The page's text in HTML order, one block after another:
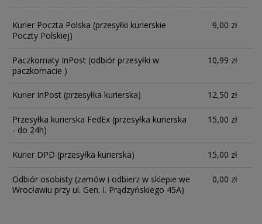
Kurier Poczta Polska (przesyłki kurierskie
Poczty Polskiej)
9,00 zł
Paczkomaty InPost (odbiór przesyłki w
paczkomacie )
10,99 zł
Kurier InPost (przesyłka kurierska) 12,50 zł
Przesyłka kurierska FedEx (przesyłka kurierska
- do 24h)
15,00 zł
Kurier DPD (przesyłka kurierska) 15,00 zł
Odbiór osobisty (zamów i odbierz w sklepie we
Wrocławiu przy ul. Gen. I. Prądzyńskiego 45A)
0,00 zł